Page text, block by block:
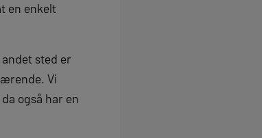
en enkelt
sted er
Vi
også har en